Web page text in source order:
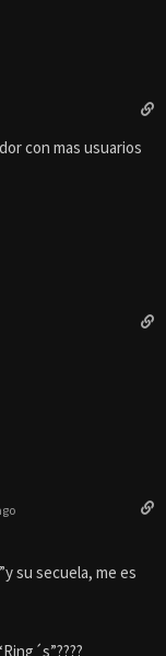
con mas usuarios
su secuela, me es